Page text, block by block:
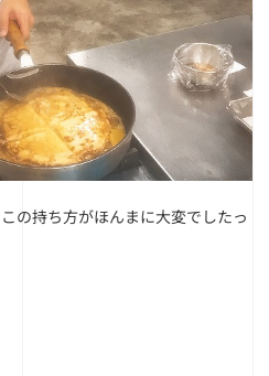
この持ち方がほんまに大変でしたっ